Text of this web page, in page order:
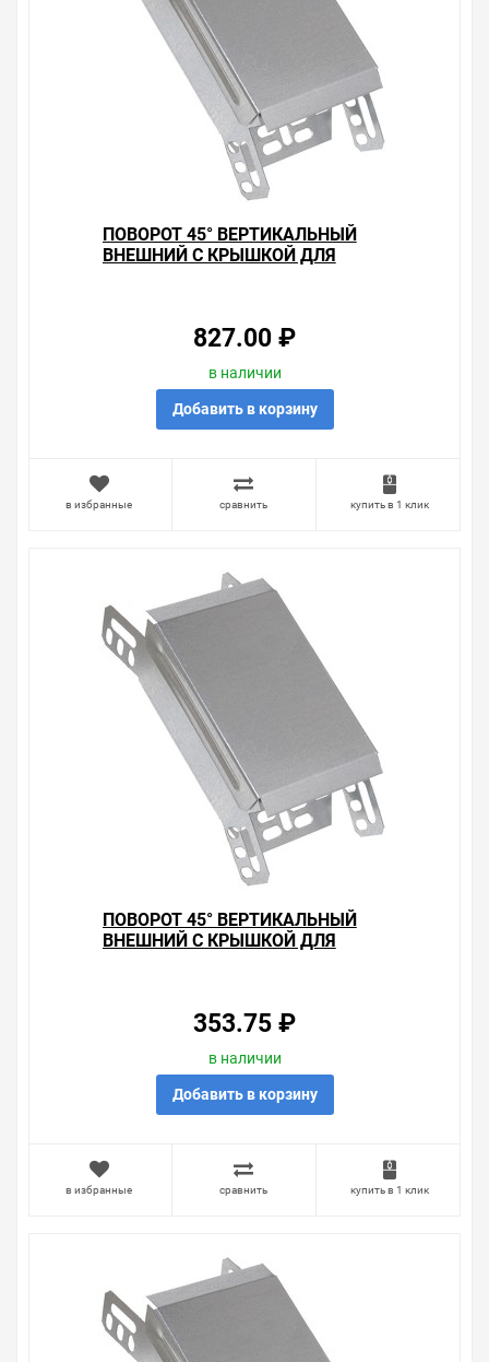
пункте выдачи, или заказать курьерскую доставку до
двери. Закажите выгодную доставку в Ваш город или
прямо к вашей двери. Это удобнее, чем объезжать
магазины, тратить время, выбирать из того, что
предлагают, а не покупать то, что нужно, что хочется.
Брак – это исключение в нашем ассортименте. Если он
выявлен, то возврат товара осуществляется в
соответствии с Законом Российской Федерации «О
защите прав потребителя». Это не значит, что нужно
тратить много времени на решение проблемы.
Правила, согласно которым урегулируется проблема,
очень простые. Мы просто заменяем некачественный
Наличие Поворот 45° вертикальный внешний с
крышкой для лотков 80х400 ИЭК на складе уточняйте
у менеджера. Также можно получить консультацию по
тому, что мы продаем, узнать преимущества
конкретного товара, получить информацию об
собираетесь купить. Мы всегда рады помочь,
посоветовать, рассказать подробно о товарах из
нашего ассортимента.
наиболее удобен. С удовольствием ответим на все
ПОВОРОТ 45° ВЕРТИКАЛЬНЫЙ
ВНЕШНИЙ С КРЫШКОЙ ДЛЯ
827.00 ₽
в наличии
Добавить в корзину
в избранные сравнить купить в 1 клик
ПОВОРОТ 45° ВЕРТИКАЛЬНЫЙ
ВНЕШНИЙ С КРЫШКОЙ ДЛЯ
353.75 ₽
в наличии
Добавить в корзину
в избранные сравнить купить в 1 клик